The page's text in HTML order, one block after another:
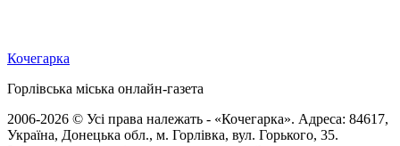
Кочегарка
Горлівська міська онлайн-газета
2006-2026 © Усі права належать - «Кочегарка». Адреса: 84617,
Україна, Донецька обл., м. Горлівка, вул. Горького, 35.